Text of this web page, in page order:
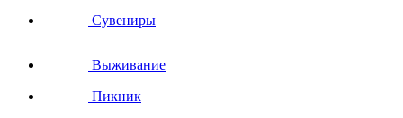
Сувениры
Выживание
Пикник